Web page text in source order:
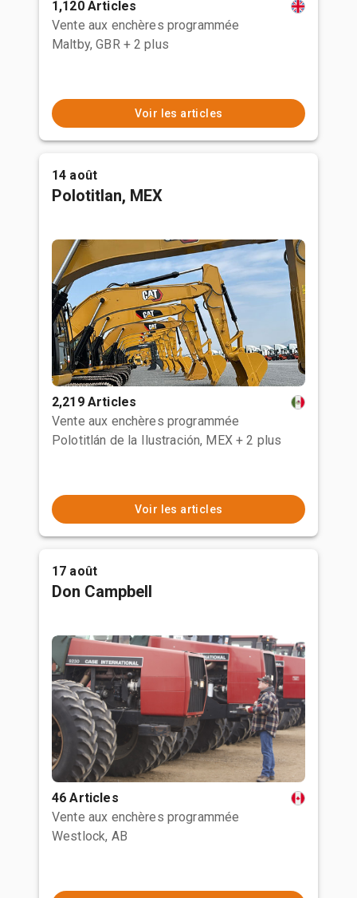
1,120 Articles
Vente aux enchères programmée
Maltby, GBR + 2 plus
Voir les articles
14 août
Polotitlan, MEX
2,219 Articles
Vente aux enchères programmée
Polotitlán de la Ilustración, MEX + 2 plus
Voir les articles
17 août
Don Campbell
46 Articles
Vente aux enchères programmée
Westlock, AB